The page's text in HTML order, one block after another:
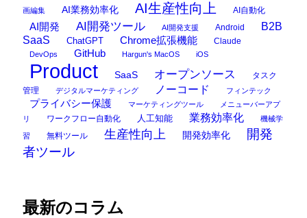
画編集 AI業務効率化 AI生産性向上 AI自動化
AI開発 AI開発ツール AI開発支援 Android
B2B
SaaS
ChatGPT Chrome拡張機能 Claude
DevOps GitHub Hargun's MacOS iOS
Product SaaS オープンソース
タスク
管理
デジタルマーケティング ノーコード フィンテック
プライバシー保護 マーケティングツール
メニューバーアプ
リ
ワークフロー自動化 人工知能 業務効率化 機械学
習 無料ツール 生産性向上 開発効率化
開発
者ツール
最新のコラム